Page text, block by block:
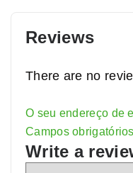
Reviews
There are no
O seu endereço de
Campos
Write a
Alternative: